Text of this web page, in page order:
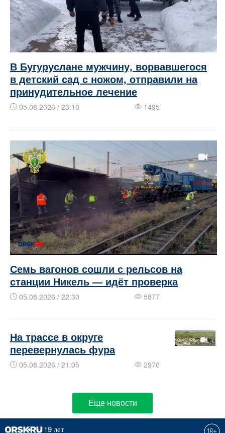
В Бугуруслане мужчину, ворвавшегося
в детский сад с ножом, отправили на
принудительное лечение
05.08.2026 / 23:10 1495
Семь вагонов сошли с рельсов на
станции Никель — идёт проверка
05.08.2026 / 22:30 5877
На трассе в округе
перевернулась фура
05.08.2026 / 21:05 2970
Еще новости